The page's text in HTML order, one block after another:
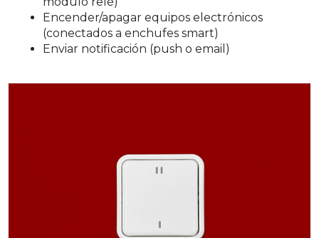
Encender/apagar equipos electrónicos
(conectados a enchufes smart)
Enviar notificación (push o email)